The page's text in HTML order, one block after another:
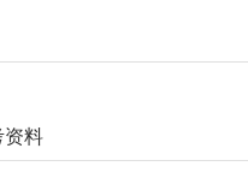
资料